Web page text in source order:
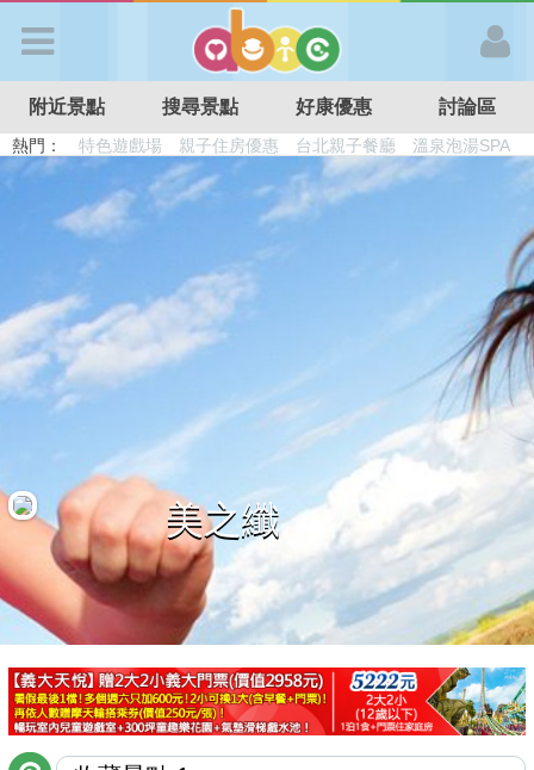
APP登入
首 頁
搜尋景點
好康優惠
最新留言
商家合作
推薦景點
討論區
附近景點 搜尋景點 好康優惠 討論區
熱門： 特色遊戲場 親子住房優惠 台北親子餐廳
溫泉泡湯SPA
溜滑梯民宿
觀光工廠 日本親子景點
美之纖